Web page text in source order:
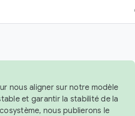
nous aligner sur notre modèle
et garantir la stabilité de la
nous publierons le